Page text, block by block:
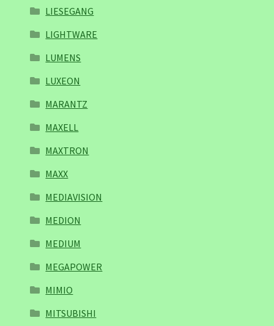
LIESEGANG
LIGHTWARE
LUMENS
LUXEON
MARANTZ
MAXELL
MAXTRON
MAXX
MEDIAVISION
MEDION
MEDIUM
MEGAPOWER
MIMIO
MITSUBISHI